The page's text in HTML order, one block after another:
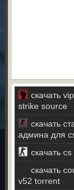
скачать
strike source
скачать
админа для
скачать
скачать
v52 torrent